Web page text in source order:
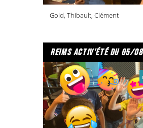
Gold, Thibault, Clément
reims activ'été du 05/08